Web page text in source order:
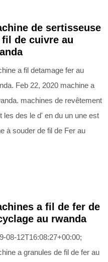
de sertisseuse
fil de cuivre au
a fil detamage fer au
Feb 22, 2020 machine a
machines de revêtement
les des le d' en du un une est
à souder de fil de Fer au
a fil de fer de
au rwanda
08-12T16:08:27+00:00;
a granules de fil de fer au